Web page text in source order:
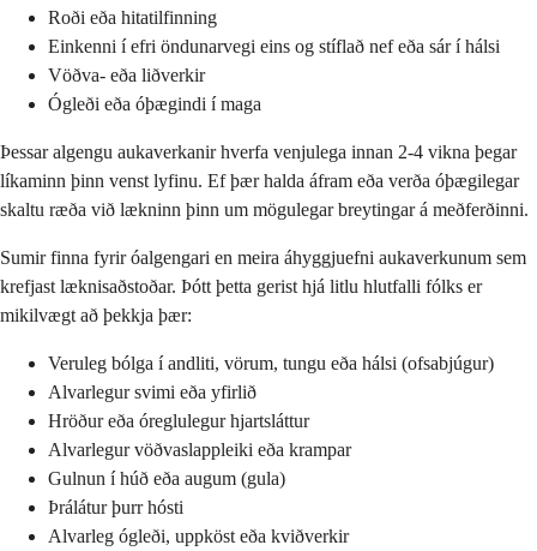
Roði eða hitatilfinning
Einkenni í efri öndunarvegi eins og stíflað nef eða sár í hálsi
Vöðva- eða liðverkir
Ógleði eða óþægindi í maga
Þessar algengu aukaverkanir hverfa venjulega innan 2-4 vikna þegar
líkaminn þinn venst lyfinu. Ef þær halda áfram eða verða óþægilegar
skaltu ræða við lækninn þinn um mögulegar breytingar á meðferðinni.
Sumir finna fyrir óalgengari en meira áhyggjuefni aukaverkunum sem
krefjast læknisaðstoðar. Þótt þetta gerist hjá litlu hlutfalli fólks er
mikilvægt að þekkja þær:
Veruleg bólga í andliti, vörum, tungu eða hálsi (ofsabjúgur)
Alvarlegur svimi eða yfirlið
Hröður eða óreglulegur hjartsláttur
Alvarlegur vöðvaslappleiki eða krampar
Gulnun í húð eða augum (gula)
Þrálátur þurr hósti
Alvarleg ógleði, uppköst eða kviðverkir